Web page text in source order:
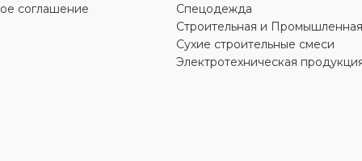
ДЛИНА 60 см
соглашение
Спецодежда
Строительная и
Сухие строительные смеси
Электротехническая